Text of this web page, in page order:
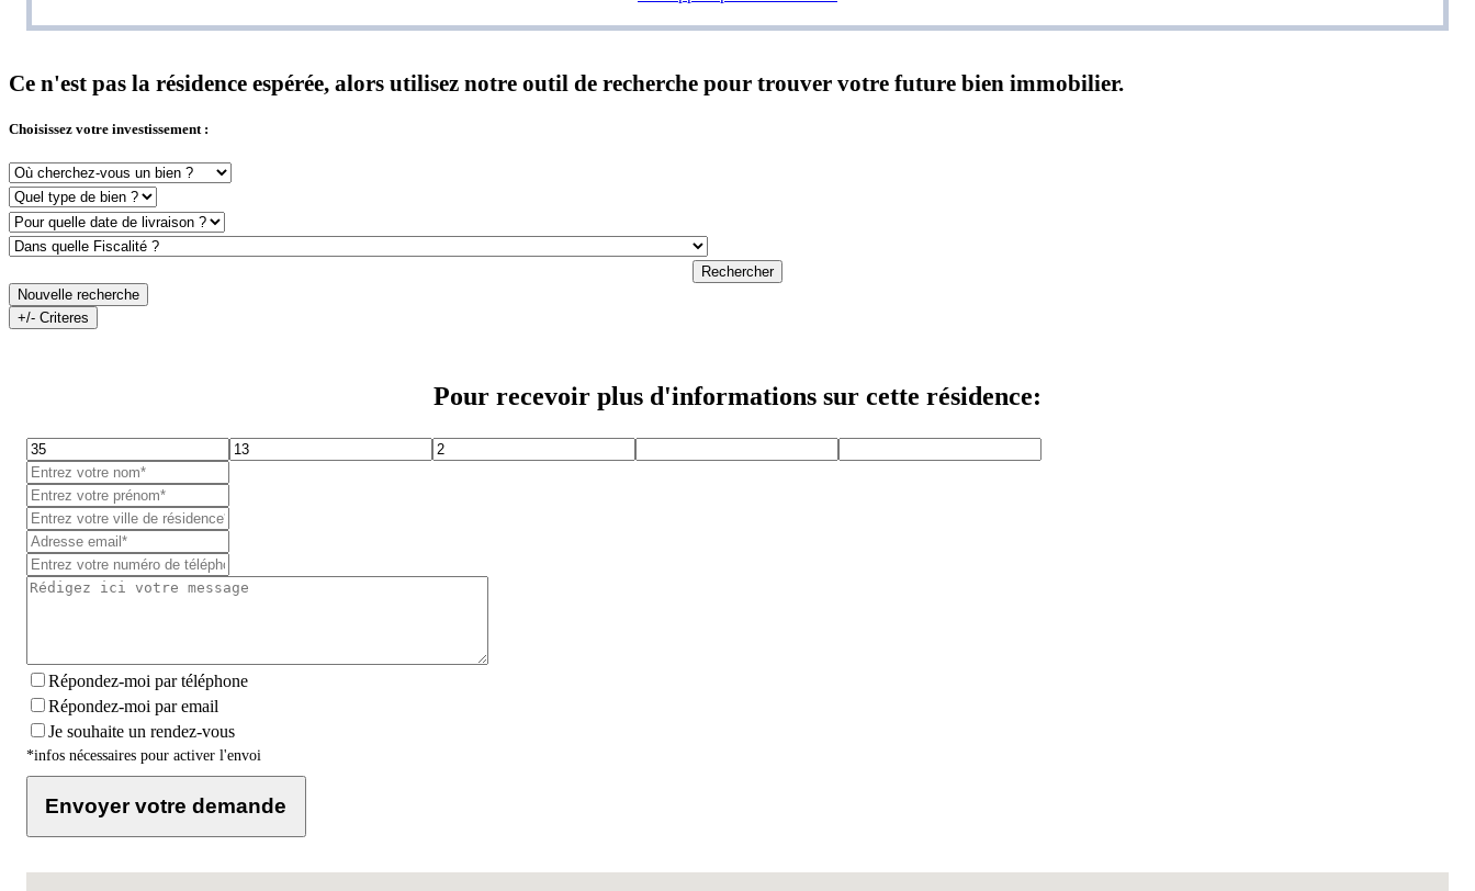
Ce n'est pas la résidence espérée, alors utilisez notre outil de recherche pour trouver votre future bien immobilier.
Choisissez votre investissement :
Rechercher
Nouvelle recherche
+/- Criteres
Pour recevoir plus d'informations sur cette résidence:
Répondez-moi par téléphone
Répondez-moi par email
Je souhaite un rendez-vous
*infos nécessaires pour activer l'envoi
Envoyer votre demande